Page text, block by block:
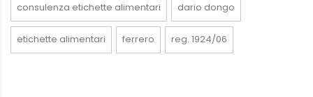
consulenza etichette alimentari dario dongo
etichette alimentari ferrero reg. 1924/06